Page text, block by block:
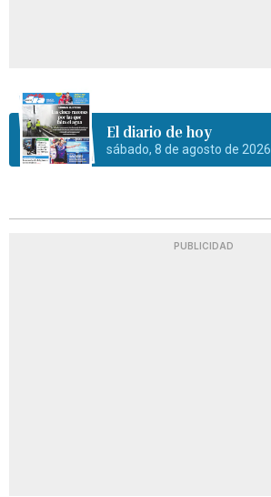
El diario de hoy
sábado, 8 de agosto de 2026
PUBLICIDAD